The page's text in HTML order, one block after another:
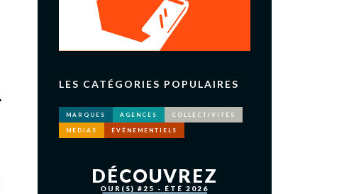
LES CATÉGORIES POPULAIRES
MARQUES AGENCES COLLECTIVITÉS
MÉDIAS ÉVÉNEMENTIELS
DÉCOUVREZ
OUR(S) #25 - ÉTÉ 2026